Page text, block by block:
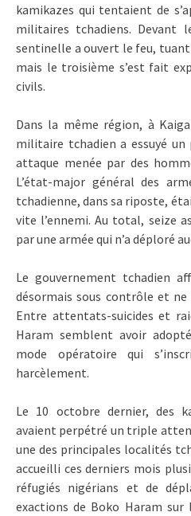
kamikazes qui tentaient de
militaires tchadiens. Devant
sentinelle a ouvert le feu, tuant
mais le troisième s’est fait
civils.
Dans la même région, à
militaire tchadien a essuyé
attaque menée par des
L’état-major général des
tchadienne, dans sa riposte,
vite l’ennemi. Au total, seize
par une armée qui n’a déploré
Le gouvernement tchadien
désormais sous contrôle et ne
Entre attentats-suicides et
Haram semblent avoir
mode opératoire qui
harcèlement.
Le 10 octobre dernier, des
avaient perpétré un triple
une des principales localités
accueilli ces derniers mois
réfugiés nigérians et de
exactions de Boko Haram sur